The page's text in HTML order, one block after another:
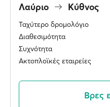
Λαύριο Κύθνος
Ταχύτερο δρομολόγιο
Διαθεσιμότητα
Συχνότητα
Ακτοπλοϊκές εταιρείες
Βρες